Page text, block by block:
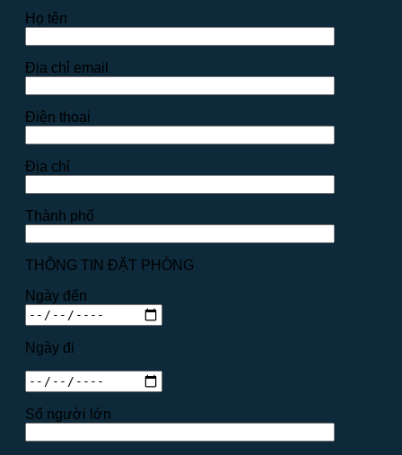
Họ tên
Địa chỉ email
Điện thoại
Địa chỉ
Thành phố
THÔNG TIN ĐẶT PHÒNG
Ngày đến
Ngày đi
Số người lớn